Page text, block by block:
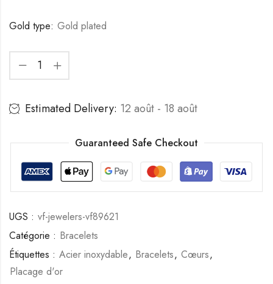
Gold type: Gold plated
Estimated Delivery: 12 août - 18 août
Guaranteed Safe Checkout
UGS : vf-jewelers-vf89621
Catégorie : Bracelets
Étiquettes : Acier inoxydable, Bracelets, Cœurs,
Placage d'or